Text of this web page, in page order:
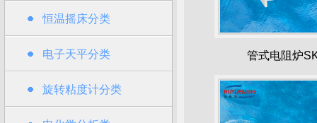
恒温摇床分类
电子天平分类
旋转粘度计分类
管式电阻炉